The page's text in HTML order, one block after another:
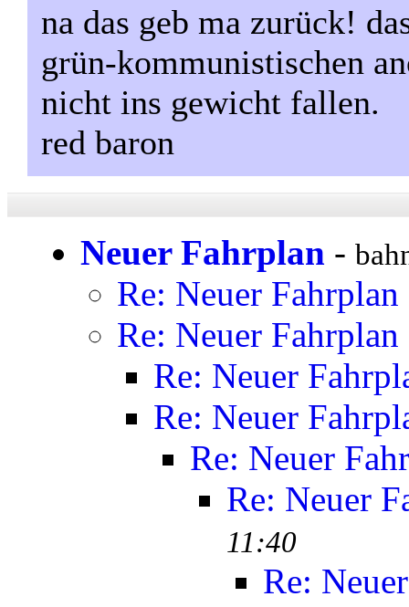
na das geb ma zurück!
grün-kommunistischen
nicht ins gewicht fallen.
red baron
Neuer Fahrplan -
Re: Neuer Fahrplan
Re: Neuer Fahrplan
Re: Neuer
Re: Neuer
Re: Neuer
Re: Neuer
11:40
Re: